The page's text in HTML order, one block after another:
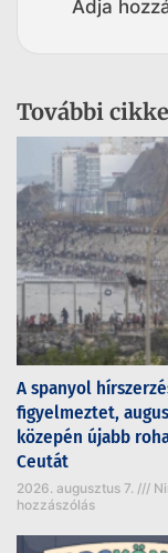
Adja
További
A spanyol
figyelmeztet,
közepén újabb
Ceutát
2026. augusztus 7.
hozzászólás